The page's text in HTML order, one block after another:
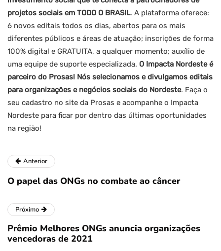
projetos sociais em TODO O BRASIL. A plataforma oferece:
6 novos editais todos os dias, abertos para os mais
diferentes públicos e áreas de atuação; inscrições de forma
100% digital e GRATUITA, a qualquer momento; auxílio de
uma equipe de suporte especializada. O Impacta Nordeste é
parceiro do Prosas! Nós selecionamos e divulgamos editais
para organizações e negócios sociais do Nordeste. Faça o
seu cadastro no site da Prosas e acompanhe o Impacta
Nordeste para ficar por dentro das últimas oportunidades
na região!
Anterior
O papel das ONGs no combate ao câncer
Próximo
Prêmio Melhores ONGs anuncia organizações
vencedoras de 2021